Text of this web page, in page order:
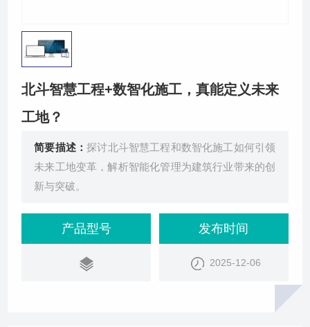
北斗智慧工程+数智化施工，真能定义未来
工地？
简要描述：探讨北斗智慧工程和数智化施工如何引领
未来工地变革，解析智能化管理为建筑行业带来的创
新与突破。
产品型号 发布时间
2025-12-06